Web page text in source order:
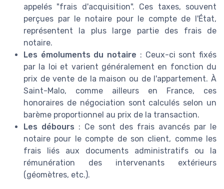
appelés "frais d'acquisition". Ces taxes, souvent
perçues par le notaire pour le compte de l'État,
représentent la plus large partie des frais de
notaire.
Les émoluments du notaire : Ceux-ci sont fixés
par la loi et varient généralement en fonction du
prix de vente de la maison ou de l'appartement. À
Saint-Malo, comme ailleurs en France, ces
honoraires de négociation sont calculés selon un
barème proportionnel au prix de la transaction.
Les débours : Ce sont des frais avancés par le
notaire pour le compte de son client, comme les
frais liés aux documents administratifs ou la
rémunération des intervenants extérieurs
(géomètres, etc.).